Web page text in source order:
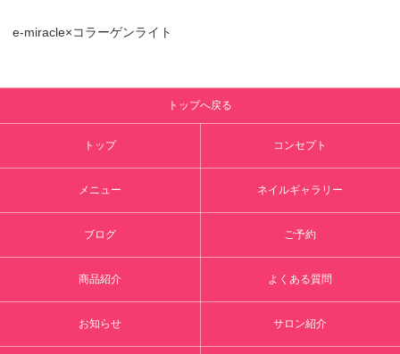
e-miracle×コラーゲンライト
トップへ戻る
トップ コンセプト
メニュー ネイルギャラリー
ブログ ご予約
商品紹介 よくある質問
お知らせ サロン紹介